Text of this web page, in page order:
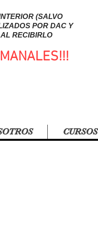
(SALVO
POR DAC Y
RECIBIRLO
CURSOS